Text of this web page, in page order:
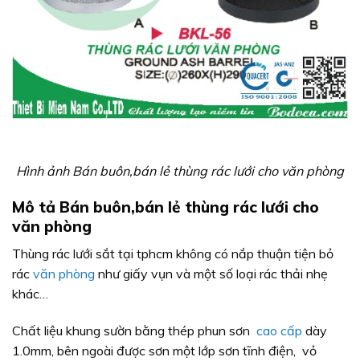
Hình ảnh Bán buôn,bán lẻ thùng rác lưới cho văn phòng
Mô tả Bán buôn,bán lẻ thùng rác lưới cho
văn phòng
Thùng rác lưới sắt tại tphcm không có nắp thuận tiện bỏ
rác văn phòng như giấy vụn và một số loại rác thải nhẹ
khác…
Chất liệu khung sườn bằng thép phun sơn cao cấp dày
1.0mm, bên ngoài được sơn một lớp sơn tĩnh điện, vỏ